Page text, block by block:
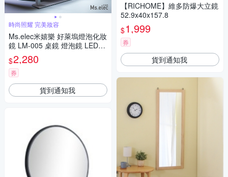
時尚照耀 完美妝容
Ms.elec米嬉樂 好萊塢燈泡化妝
鏡 LM-005 桌鏡 燈泡鏡 LED燈
泡鏡
$2,280
券
貨到通知我
【RICHOME】維多防爆大立鏡
52.9x40x157.8
$1,999
券
貨到通知我